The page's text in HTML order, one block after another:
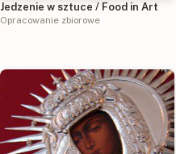
Jedzenie w sztuce / Food in Art
Opracowanie zbiorowe